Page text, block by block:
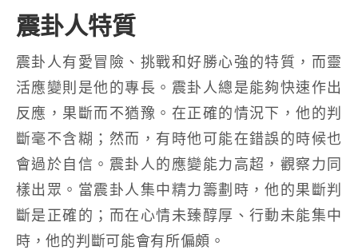
震卦人特質
震卦人有愛冒險、挑戰和好勝心強的特質，而靈
活應變則是他的專長。震卦人總是能夠快速作出
反應，果斷而不猶豫。在正確的情況下，他的判
斷毫不含糊；然而，有時他可能在錯誤的時候也
會過於自信。震卦人的應變能力高超，觀察力同
樣出眾。當震卦人集中精力籌劃時，他的果斷判
斷是正確的；而在心情未臻醇厚、行動未能集中
時，他的判斷可能會有所偏頗。